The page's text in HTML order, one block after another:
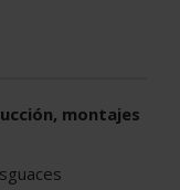
montajes